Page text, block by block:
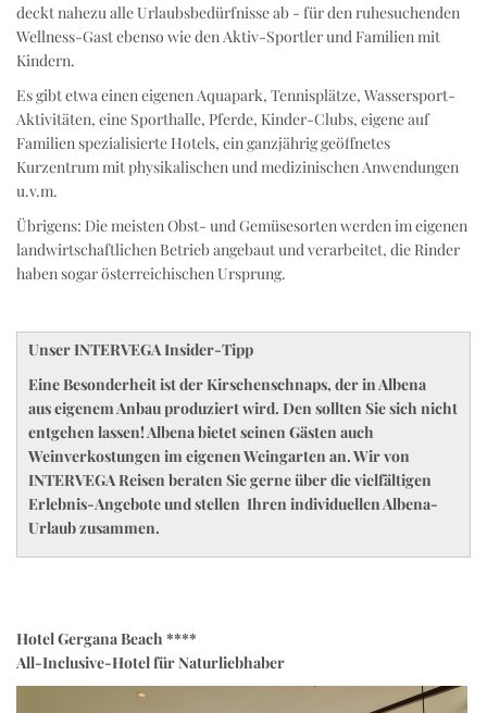
deckt nahezu alle Urlaubsbedürfnisse ab - für den ruhesuchenden
Wellness-Gast ebenso wie den Aktiv-Sportler und Familien mit
Kindern.
Es gibt etwa einen eigenen Aquapark, Tennisplätze, Wassersport-
Aktivitäten, eine Sporthalle, Pferde, Kinder-Clubs, eigene auf
Familien spezialisierte Hotels, ein ganzjährig geöffnetes
Kurzentrum mit physikalischen und medizinischen Anwendungen
u.v.m.
Übrigens: Die meisten Obst- und Gemüsesorten werden im eigenen
landwirtschaftlichen Betrieb angebaut und verarbeitet, die Rinder
haben sogar österreichischen Ursprung.
Unser INTERVEGA Insider-Tipp
Eine Besonderheit ist der Kirschenschnaps, der in Albena
aus eigenem Anbau produziert wird. Den sollten Sie sich nicht
entgehen lassen! Albena bietet seinen Gästen auch
Weinverkostungen im eigenen Weingarten an. Wir von
INTERVEGA Reisen beraten Sie gerne über die vielfältigen
Erlebnis-Angebote und stellen Ihren individuellen Albena-
Urlaub zusammen.
Hotel Gergana Beach ****
All-Inclusive-Hotel für Naturliebhaber